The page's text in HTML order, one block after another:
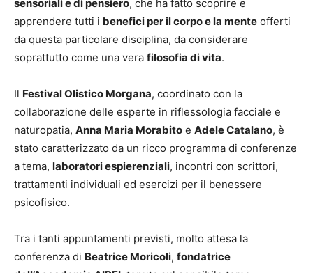
sensoriali e di pensiero, che ha fatto scoprire e
apprendere tutti i benefici per il corpo e la mente offerti
da questa particolare disciplina, da considerare
soprattutto come una vera filosofia di vita.
Il Festival Olistico Morgana, coordinato con la
collaborazione delle esperte in riflessologia facciale e
naturopatia, Anna Maria Morabito e Adele Catalano, è
stato caratterizzato da un ricco programma di conferenze
a tema, laboratori espierenziali, incontri con scrittori,
trattamenti individuali ed esercizi per il benessere
psicofisico.
Tra i tanti appuntamenti previsti, molto attesa la
conferenza di Beatrice Moricoli, fondatrice